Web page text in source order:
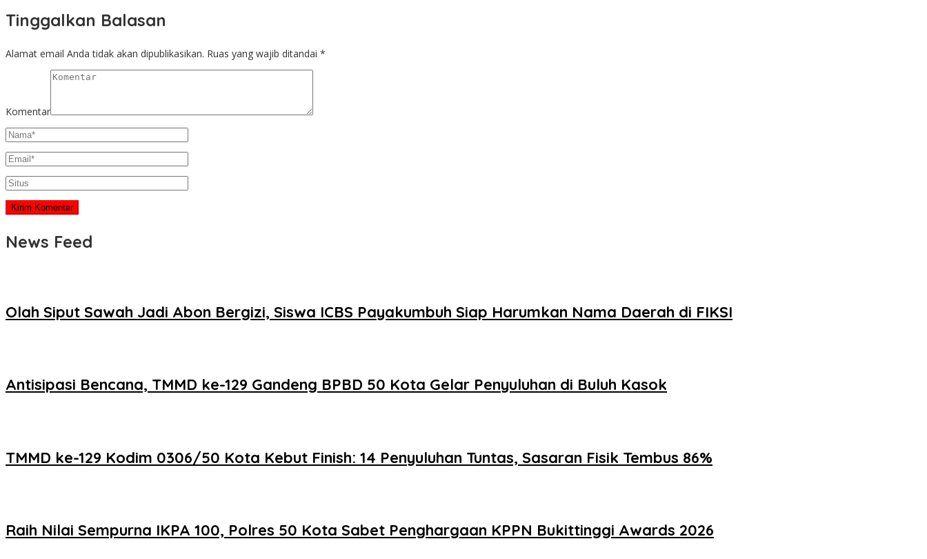
Tinggalkan Balasan
Alamat email Anda tidak akan dipublikasikan. Ruas yang wajib ditandai *
Komentar
News Feed
Olah Siput Sawah Jadi Abon Bergizi, Siswa ICBS Payakumbuh Siap Harumkan Nama Daerah di FIKSI
Antisipasi Bencana, TMMD ke-129 Gandeng BPBD 50 Kota Gelar Penyuluhan di Buluh Kasok
TMMD ke-129 Kodim 0306/50 Kota Kebut Finish: 14 Penyuluhan Tuntas, Sasaran Fisik Tembus 86%
Raih Nilai Sempurna IKPA 100, Polres 50 Kota Sabet Penghargaan KPPN Bukittinggi Awards 2026